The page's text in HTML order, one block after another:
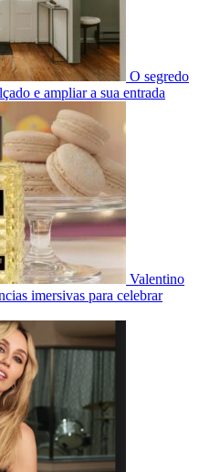
O segredo
e ampliar a sua entrada
Valentino
imersivas para celebrar